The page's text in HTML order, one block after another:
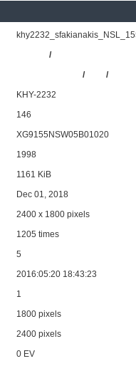
/
/ /
ΚΗΥ-2232
146
XG9155NSW05B01020
1998
1161 KiB
Dec 01, 2018
2400 x 1800 pixels
1205 times
5
2016:05:20 18:43:23
1
1800 pixels
2400 pixels
0 EV